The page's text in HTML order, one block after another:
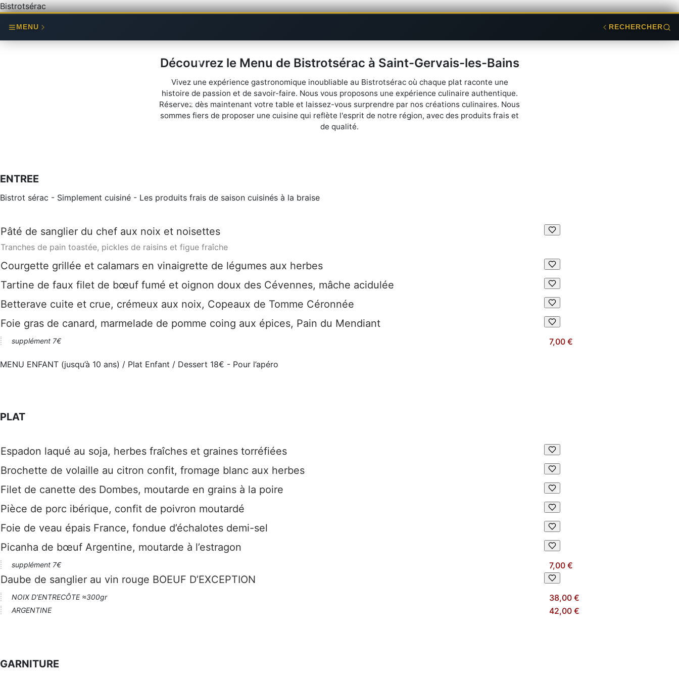
Bistrotsérac
MENU RECHERCHER
Découvrez le Menu de Bistrotsérac à Saint-Gervais-les-Bains
Vivez une expérience gastronomique inoubliable au Bistrotsérac où chaque plat raconte une
histoire de passion et de savoir-faire. Nous vous proposons une expérience culinaire authentique.
Réservez dès maintenant votre table et laissez-vous surprendre par nos créations culinaires. Nous
sommes fiers de proposer une cuisine qui reflète l'esprit de notre région, avec des produits frais et
de qualité.
ENTREE
Bistrot sérac - Simplement cuisiné - Les produits frais de saison cuisinés à la braise
Pâté de sanglier du chef aux noix et noisettes
Tranches de pain toastée, pickles de raisins et figue fraîche
Courgette grillée et calamars en vinaigrette de légumes aux herbes
Tartine de faux filet de bœuf fumé et oignon doux des Cévennes, mâche acidulée
Betterave cuite et crue, crémeux aux noix, Copeaux de Tomme Céronnée
Foie gras de canard, marmelade de pomme coing aux épices, Pain du Mendiant
supplément 7€ 7,00 €
MENU ENFANT (jusqu’à 10 ans) / Plat Enfant / Dessert 18€ - Pour l’apéro
PLAT
Espadon laqué au soja, herbes fraîches et graines torréfiées
Brochette de volaille au citron confit, fromage blanc aux herbes
Filet de canette des Dombes, moutarde en grains à la poire
Pièce de porc ibérique, confit de poivron moutardé
Foie de veau épais France, fondue d’échalotes demi-sel
Picanha de bœuf Argentine, moutarde à l’estragon
supplément 7€ 7,00 €
Daube de sanglier au vin rouge BOEUF D’EXCEPTION
NOIX D’ENTRECÔTE ≈300gr 38,00 €
ARGENTINE 42,00 €
GARNITURE